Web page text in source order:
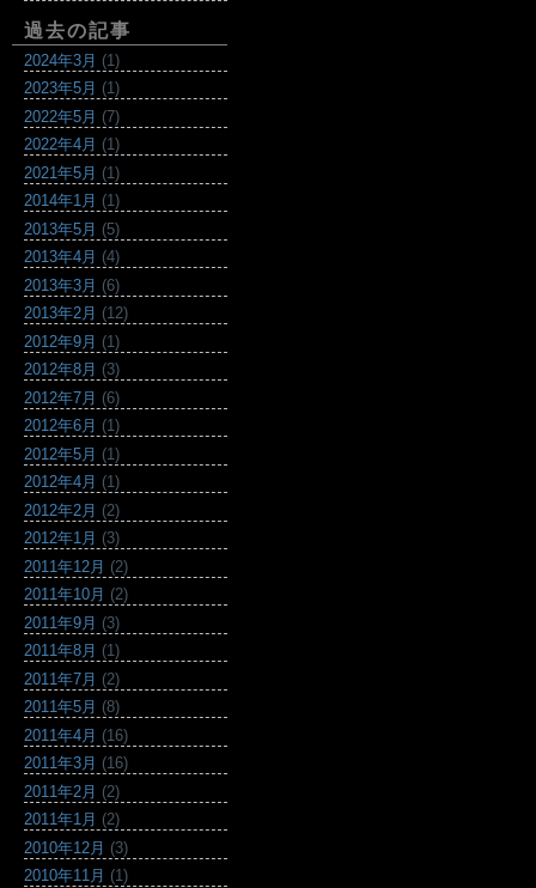
過去の記事
2024年3月 (1)
2023年5月 (1)
2022年5月 (7)
2022年4月 (1)
2021年5月 (1)
2014年1月 (1)
2013年5月 (5)
2013年4月 (4)
2013年3月 (6)
2013年2月 (12)
2012年9月 (1)
2012年8月 (3)
2012年7月 (6)
2012年6月 (1)
2012年5月 (1)
2012年4月 (1)
2012年2月 (2)
2012年1月 (3)
2011年12月 (2)
2011年10月 (2)
2011年9月 (3)
2011年8月 (1)
2011年7月 (2)
2011年5月 (8)
2011年4月 (16)
2011年3月 (16)
2011年2月 (2)
2011年1月 (2)
2010年12月 (3)
2010年11月 (1)